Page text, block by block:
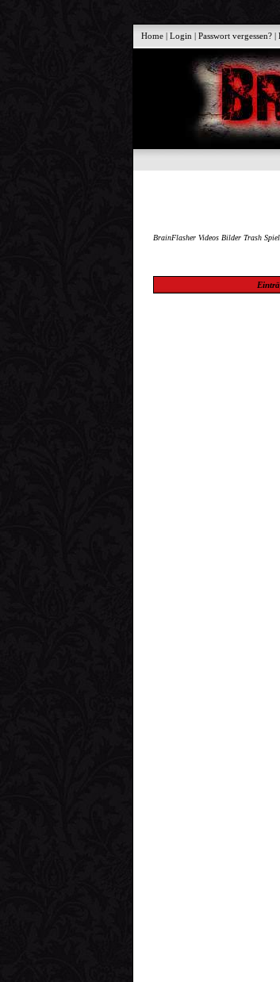
Home |Login |Passwort vergessen? |
BrainFlasher Videos Bilder Trash